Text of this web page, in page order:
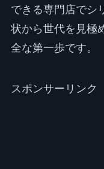
できる専門店でシ
状から世代を見極
全な第一歩です。
スポンサーリンク